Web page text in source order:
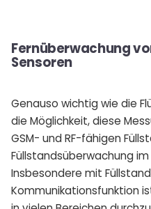
Fernüberwachung
Sensoren
Genauso wichtig wie die
die Möglichkeit, diese
GSM- und RF-fähigen
Füllstandsüberwachung
Insbesondere mit
Kommunikationsfunktion